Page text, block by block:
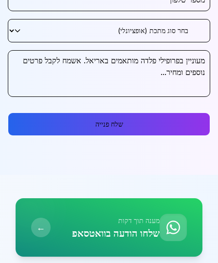
שלח פנייה
מענה תוך דקות
שלחו הודעה בוואטסאפ ←